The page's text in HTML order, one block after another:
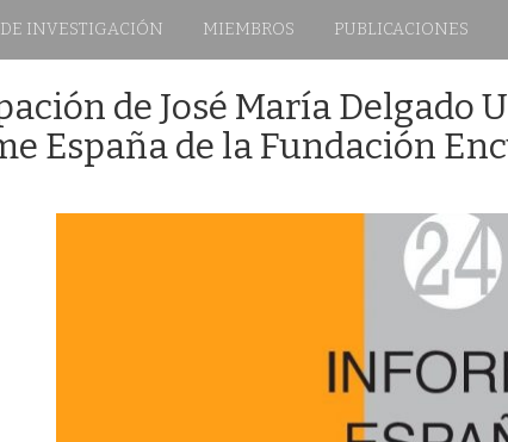
INVESTIGACIÓN MIEMBROS PUBLICACIONES
de José María Delgado
España de la Fundación